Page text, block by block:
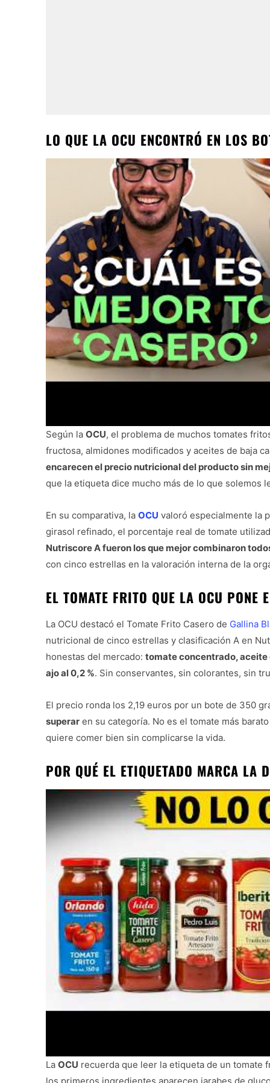
LO QUE LA OCU ENCONTRÓ EN LOS
Según la OCU, el problema de muchos tomates
fructosa, almidones modificados y aceites de baja
encarecen el precio nutricional del producto sin
que la etiqueta dice mucho más de lo que solemos
En su comparativa, la OCU valoró especialmente la
girasol refinado, el porcentaje real de tomate
Nutriscore A fueron los que mejor combinaron
con cinco estrellas en la valoración interna de la
EL TOMATE FRITO QUE LA OCU PONE
La OCU destacó el Tomate Frito Casero de Gallina
nutricional de cinco estrellas y clasificación A en
honestas del mercado: tomate concentrado, aceite
ajo al 0,2 %. Sin conservantes, sin colorantes, sin
El precio ronda los 2,19 euros por un bote de 350
superar en su categoría. No es el tomate más
quiere comer bien sin complicarse la vida.
POR QUÉ EL ETIQUETADO MARCA LA
La OCU recuerda que leer la etiqueta de un